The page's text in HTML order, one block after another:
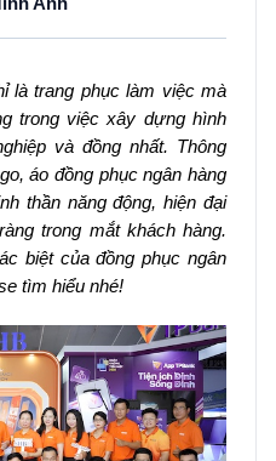
là trang phục làm việc mà
trong việc xây dựng hình
và đồng nhất. Thông
áo đồng phục ngân hàng
thần năng động, hiện đại
trong mắt khách hàng.
biệt của đồng phục ngân
tìm hiểu nhé!